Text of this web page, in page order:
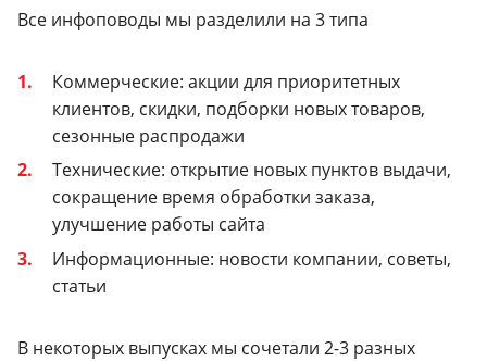
Все инфоповоды мы разделили на 3 типа
Коммерческие: акции для приоритетных
клиентов, скидки, подборки новых товаров,
сезонные распродажи
Технические: открытие новых пунктов выдачи,
сокращение время обработки заказа,
улучшение работы сайта
Информационные: новости компании, советы,
статьи
В некоторых выпусках мы сочетали 2-3 разных